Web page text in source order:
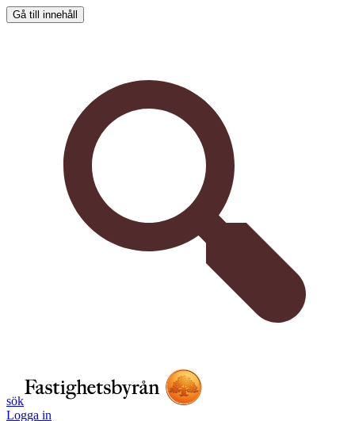
Gå till innehåll
sök
Logga in